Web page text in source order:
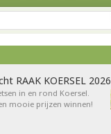
RAAK KOERSEL 2026
in en rond Koersel.
mooie prijzen winnen!